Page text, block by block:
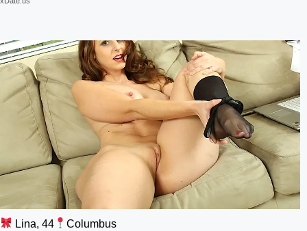
Lina, 44 Columbus